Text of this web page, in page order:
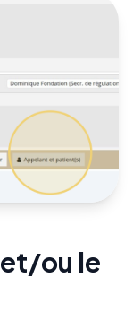
ou le